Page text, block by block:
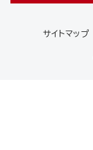
サイトマップ